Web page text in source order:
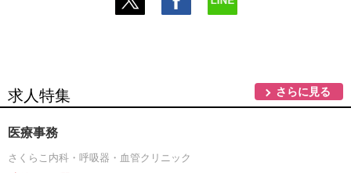
求人特集 さらに見る
医療事務
さくらこ内科・呼吸器・血管クリニック